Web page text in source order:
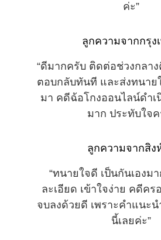
ค่ะ”
ลูกความจากกรุง
“ดีมากครับ ติดต่อช่วงกลา
ตอบกลับทันที และส่งทนาย
มา คดีฉ้อโกงออนไลน์ดำเ
มาก ประทับใจค
ลูกความจากสิง
“ทนายใจดี เป็นกันเองม
ละเอียด เข้าใจง่าย คดีคร
จบลงด้วยดี เพราะคำแนะน
นี้เลยค่ะ”